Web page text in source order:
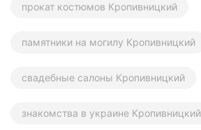
прокат костюмов Кропивницкий
памятники на могилу Кропивницкий
свадебные салоны Кропивницкий
знакомства в украине Кропивницкий